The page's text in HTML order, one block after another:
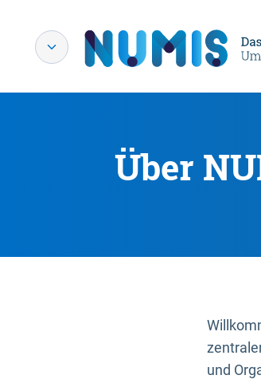
Über
und